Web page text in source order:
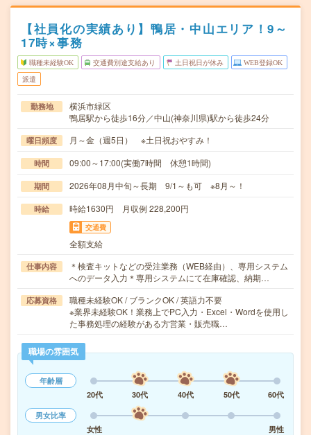
【社員化の実績あり】鴨居・中山エリア！9～
17時×事務
職種未経験OK 交通費別途支給あり 土日祝日が休み WEB登録OK
派遣
勤務地
横浜市緑区
鴨居駅から徒歩16分／中山(神奈川県)駅から徒歩24分
曜日頻度 月～金（週5日） ※土日祝おやすみ！
時間 09:00～17:00(実働7時間 休憩1時間)
期間 2026年08月中旬～長期 9/1～も可 ※8月～！
時給 時給1630円 月収例 228,200円
交通費
全額支給
仕事内容
＊検査キットなどの受注業務（WEB経由）、専用システム
へのデータ入力＊専用システムにて在庫確認、納期…
応募資格
職種未経験OK / ブランクOK / 英語力不要
※業界未経験OK！業務上でPC入力・Excel・Wordを使用し
た事務処理の経験がある方営業・販売職…
職場の雰囲気
年齢層
20代
30代 40代 50代
60代
男女比率
女性
男性